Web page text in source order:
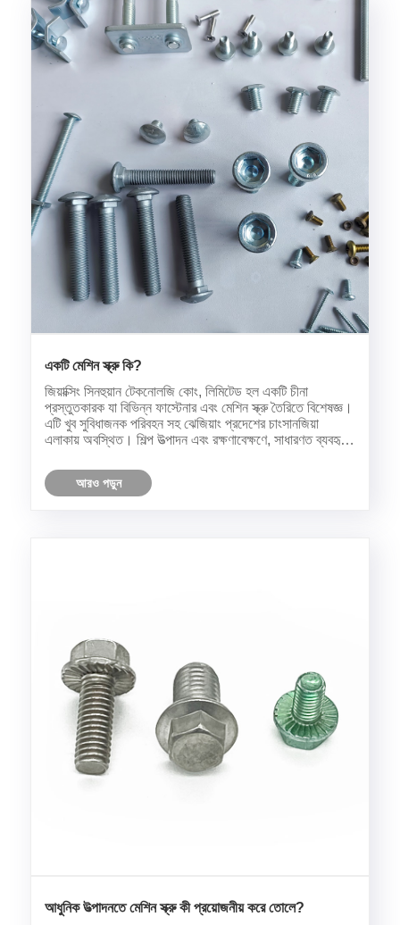
একটি মেশিন স্ক্রু কি?
জিয়াক্সিং সিনহুয়ান টেকনোলজি কোং, লিমিটেড হল একটি চীনা
প্রস্তুতকারক যা বিভিন্ন ফাস্টেনার এবং মেশিন স্ক্রু তৈরিতে বিশেষজ্ঞ।
এটি খুব সুবিধাজনক পরিবহন সহ ঝেজিয়াং প্রদেশের চাংসানজিয়া
এলাকায় অবস্থিত। শিল্প উত্পাদন এবং রক্ষণাবেক্ষণে, সাধারণত ব্যবহৃত
আরও পড়ুন
আধুনিক উত্পাদনতে মেশিন স্ক্রু কী প্রয়োজনীয় করে তোলে?